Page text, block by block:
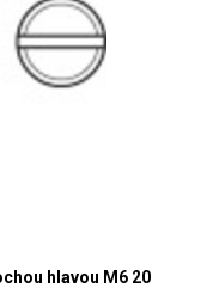
hlavou M6 20